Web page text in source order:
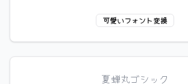
可愛いフォント変換
夏蝉丸ゴシック